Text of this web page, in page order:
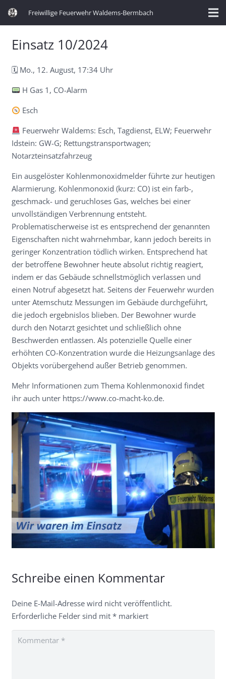
Freiwillige Feuerwehr Waldems-Bermbach
Einsatz 10/2024
🗓 Mo., 12. August, 17:34 Uhr
H Gas 1, CO-Alarm
Esch
Feuerwehr Waldems: Esch, Tagdienst, ELW; Feuerwehr
Idstein: GW-G; Rettungstransportwagen;
Notarzteinsatzfahrzeug
Ein ausgelöster Kohlenmonoxidmelder führte zur heutigen
Alarmierung. Kohlenmonoxid (kurz: CO) ist ein farb-,
geschmack- und geruchloses Gas, welches bei einer
unvollständigen Verbrennung entsteht.
Problematischerweise ist es entsprechend der genannten
Eigenschaften nicht wahrnehmbar, kann jedoch bereits in
geringer Konzentration tödlich wirken. Entsprechend hat
der betroffene Bewohner heute absolut richtig reagiert,
indem er das Gebäude schnellstmöglich verlassen und
einen Notruf abgesetzt hat. Seitens der Feuerwehr wurden
unter Atemschutz Messungen im Gebäude durchgeführt,
die jedoch ergebnislos blieben. Der Bewohner wurde
durch den Notarzt gesichtet und schließlich ohne
Beschwerden entlassen. Als potenzielle Quelle einer
erhöhten CO-Konzentration wurde die Heizungsanlage des
Objekts vorübergehend außer Betrieb genommen.
Mehr Informationen zum Thema Kohlenmonoxid findet
ihr auch unter https://www.co-macht-ko.de.
Schreibe einen Kommentar
Deine E-Mail-Adresse wird nicht veröffentlicht.
Erforderliche Felder sind mit *markiert